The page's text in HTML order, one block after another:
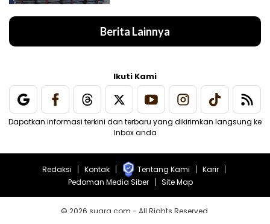
Berita Lainnya
Ikuti Kami
Dapatkan informasi terkini dan terbaru yang dikirimkan langsung ke
Inbox anda
Redaksi Kontak Tentang Kami
Karir
Pedoman Media Siber
Site Map
© 2026 suara.com - All Rights Reserved.